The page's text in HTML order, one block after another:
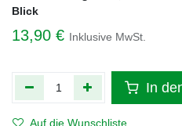
Blick
13,90 € Inklusive MwSt.
In
Auf die Wunschliste